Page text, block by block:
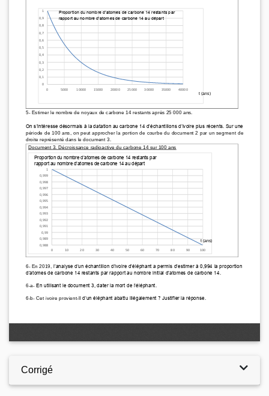
Corrigé